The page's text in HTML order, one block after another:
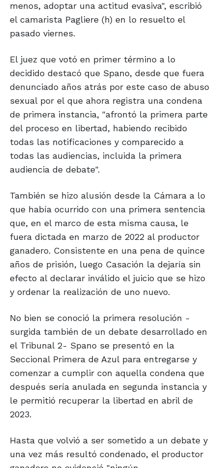
menos, adoptar una actitud evasiva", escribió
el camarista Pagliere (h) en lo resuelto el
pasado viernes.
El juez que votó en primer término a lo
decidido destacó que Spano, desde que fuera
denunciado años atrás por este caso de abuso
sexual por el que ahora registra una condena
de primera instancia, "afrontó la primera parte
del proceso en libertad, habiendo recibido
todas las notificaciones y comparecido a
todas las audiencias, incluida la primera
audiencia de debate".
También se hizo alusión desde la Cámara a lo
que había ocurrido con una primera sentencia
que, en el marco de esta misma causa, le
fuera dictada en marzo de 2022 al productor
ganadero. Consistente en una pena de quince
años de prisión, luego Casación la dejaría sin
efecto al declarar inválido el juicio que se hizo
y ordenar la realización de uno nuevo.
No bien se conoció la primera resolución -
surgida también de un debate desarrollado en
el Tribunal 2- Spano se presentó en la
Seccional Primera de Azul para entregarse y
comenzar a cumplir con aquella condena que
después sería anulada en segunda instancia y
le permitió recuperar la libertad en abril de
2023.
Hasta que volvió a ser sometido a un debate y
una vez más resultó condenado, el productor